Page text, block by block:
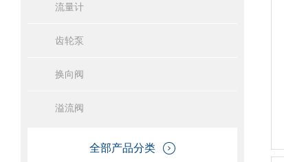
流量计
齿轮泵
换向阀
溢流阀
全部产品分类